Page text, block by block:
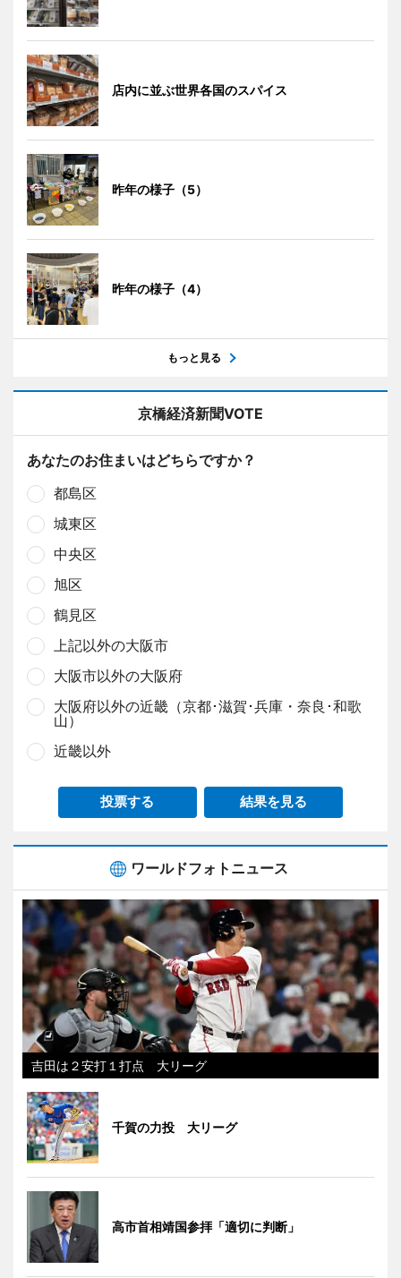
店内に並ぶ世界各国のスパイス
昨年の様子（5）
昨年の様子（4）
もっと見る
京橋経済新聞VOTE
あなたのお住まいはどちらですか？
都島区
城東区
中央区
旭区
鶴見区
上記以外の大阪市
大阪市以外の大阪府
大阪府以外の近畿（京都･滋賀･兵庫・奈良･和歌
山）
近畿以外
投票する 結果を見る
ワールドフォトニュース
吉田は２安打１打点 大リーグ
千賀の力投 大リーグ
高市首相靖国参拝「適切に判断」